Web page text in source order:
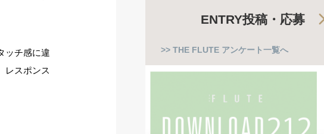
ッチ感に違
レスポンス
ENTRY投稿・応募
>> THE FLUTE アンケート一覧へ